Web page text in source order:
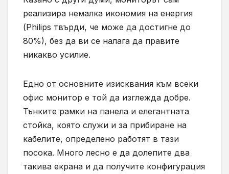
реализира немалка икономия на енергия
(Philips твърди, че може да достигне до
80%), без да ви се налага да правите
никакво усилие.
Едно от основните изисквания към всеки
офис монитор е той да изглежда добре.
Тънките рамки на панела и елегантната
стойка, която служи и за прибиране на
кабелите, определено работят в тази
посока. Много лесно е да долепите два
такива екрана и да получите конфигурация